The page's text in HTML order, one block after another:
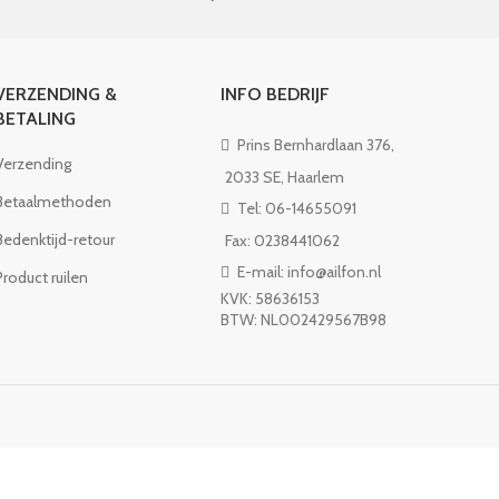
&
retour
ruilen
INFO BEDRIJF
Prins Bernhardlaan 376,
2033 SE, Haarlem
Tel: 06-14655091
Fax: 0238441062
E-mail: info@ailfon.nl
KVK: 58636153
BTW: NL002429567B98